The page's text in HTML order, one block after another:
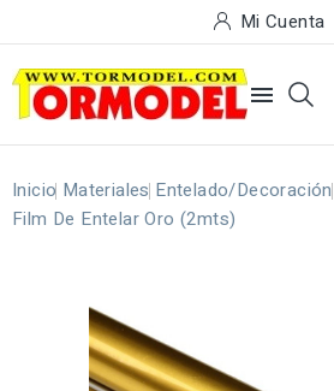
Mi Cuenta

Inicio Materiales Entelado/Decoración
Film De Entelar Oro (2mts)